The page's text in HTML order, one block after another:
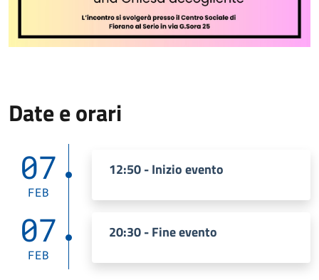
Date e orari
07
FEB
12:50 - Inizio evento
07
FEB
20:30 - Fine evento